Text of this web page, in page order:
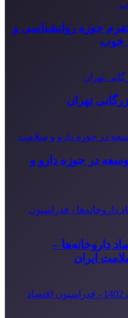
حوزه روانشناسی و
خوب
تهران
در حوزه دارو و
داروخانه‌ها –
ایران